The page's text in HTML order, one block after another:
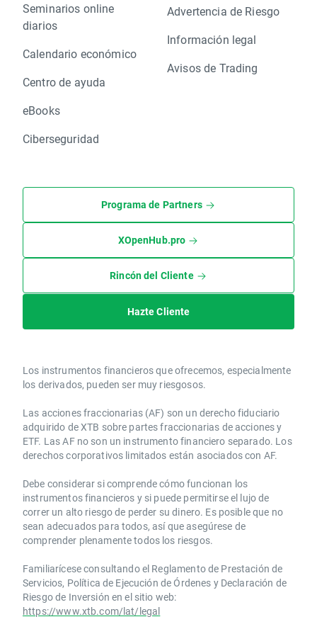
Seminarios online
diarios
Calendario económico
Centro de ayuda
eBooks
Ciberseguridad
Advertencia de Riesgo
Información legal
Avisos de Trading
Programa de Partners
XOpenHub.pro
Rincón del Cliente
Hazte Cliente
Los instrumentos financieros que ofrecemos, especialmente
los derivados, pueden ser muy riesgosos.
Las acciones fraccionarias (AF) son un derecho fiduciario
adquirido de XTB sobre partes fraccionarias de acciones y
ETF. Las AF no son un instrumento financiero separado. Los
derechos corporativos limitados están asociados con AF.
Debe considerar si comprende cómo funcionan los
instrumentos financieros y si puede permitirse el lujo de
correr un alto riesgo de perder su dinero. Es posible que no
sean adecuados para todos, así que asegúrese de
comprender plenamente todos los riesgos.
Familiarícese consultando el Reglamento de Prestación de
Servicios, Política de Ejecución de Órdenes y Declaración de
Riesgo de Inversión en el sitio web:
https://www.xtb.com/lat/legal